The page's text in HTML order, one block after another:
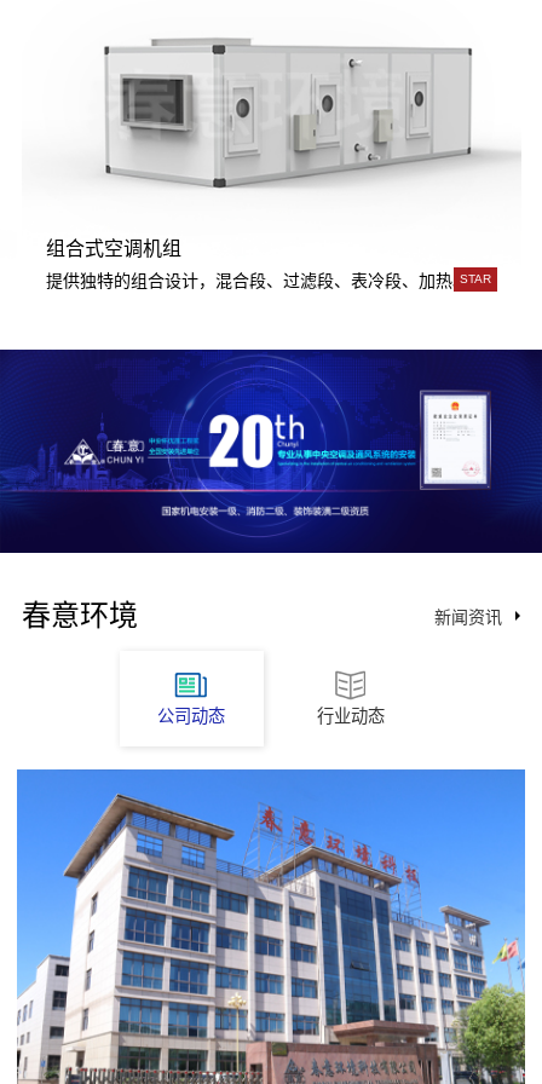
传热系数高，韧性好，强度大，可承受高水压，超高层建筑使用。
组合式空调机组
提供独特的组合设计，混合段、过滤段、表冷段、加热段、加湿
STAR
春意环境 新闻资讯
公司动态 行业动态